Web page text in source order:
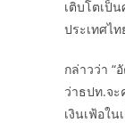
เติบโตเป็
ประเทศไท
กล่าวว่า “
ว่าธปท.จะ
เงินเฟ้อใ